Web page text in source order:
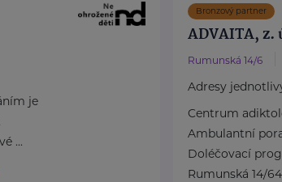
je
...
Bronzový partner
ADVAITA, z.
Rumunská 14/6
Adresy
Centrum
Ambulantní
Doléčovací
Rumunská 14/